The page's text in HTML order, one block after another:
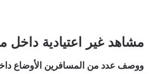
مشاهد غير اعتيادية داخل
ووصف عدد من المسافرين الأوضاع